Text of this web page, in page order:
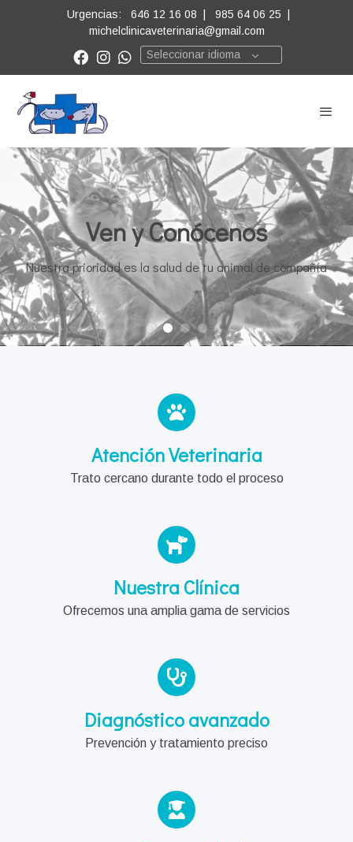
Urgencias: 646 12 16 08 985 64 06 25
michelclinicaveterinaria@gmail.com
Seleccionar idioma
Ven y Conócenos
Nuestra prioridad es la salud de tu animal de compañía
Atención Veterinaria
Trato cercano durante todo el proceso
Nuestra Clínica
Ofrecemos una amplia gama de servicios
Diagnóstico avanzado
Prevención y tratamiento preciso